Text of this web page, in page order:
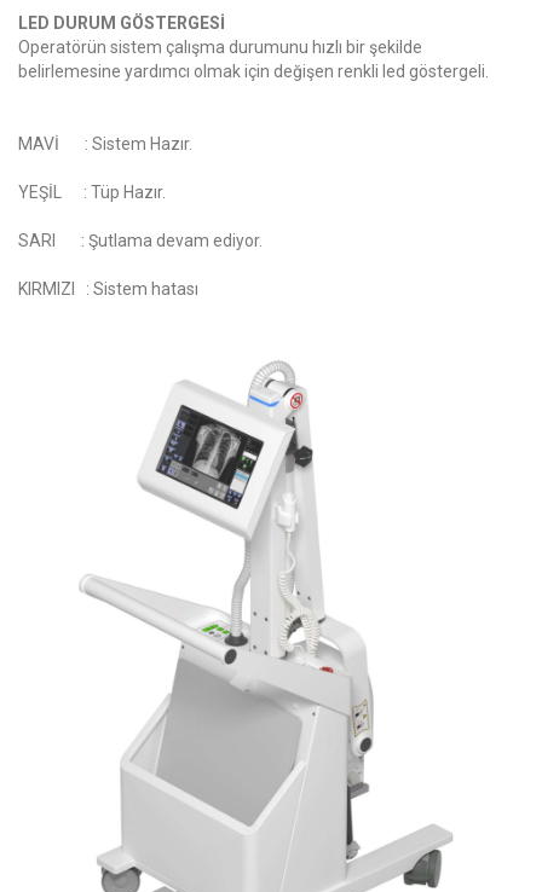
LED DURUM GÖSTERGESİ
Operatörün sistem çalışma durumunu hızlı bir şekilde
belirlemesine yardımcı olmak için değişen renkli led göstergeli.
MAVİ : Sistem Hazır.
YEŞİL : Tüp Hazır.
SARI : Şutlama devam ediyor.
KIRMIZI : Sistem hatası